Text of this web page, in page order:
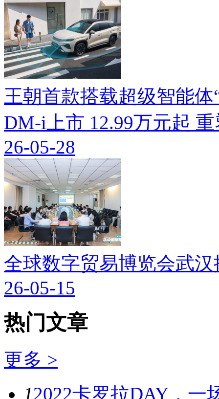
王朝首款搭载超级智能
DM-i上市 12.99万元起
26-05-28
全球数字贸易博览会武
26-05-15
热门文章
更多 >
12022卡罗拉DAY，一